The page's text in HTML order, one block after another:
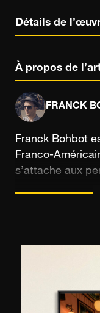
Détails de
À propos de
FRANCK
Franck Bohbot
Franco-
s’attache aux
instants de vie.
de vingt ans